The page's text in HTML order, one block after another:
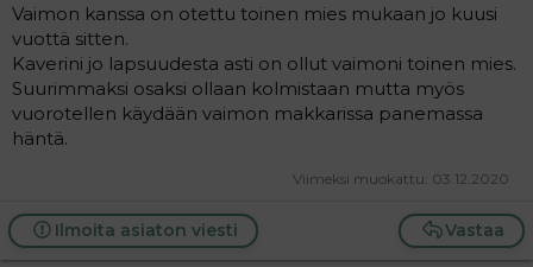
Baaritkaan ei kiinnosta. Kun vieraan matkaan lähden niin
kyllä siinä pitää olla muutakin yhteistä kuin seksi. Edes
jotain sielujen sympatiaa. Tästä syystä en usko
tavoitettani kovinkaan realistiseksi.
Vaimon kanssa on otettu toinen mies mukaan jo kuusi
vuottä sitten.
Kaverini jo lapsuudesta asti on ollut vaimoni toinen mies.
Suurimmaksi osaksi ollaan kolmistaan mutta myös
vuorotellen käydään vaimon makkarissa panemassa
häntä.
Viimeksi muokattu: 03.12.2020
Vastaa
Ilmoita asiaton viesti